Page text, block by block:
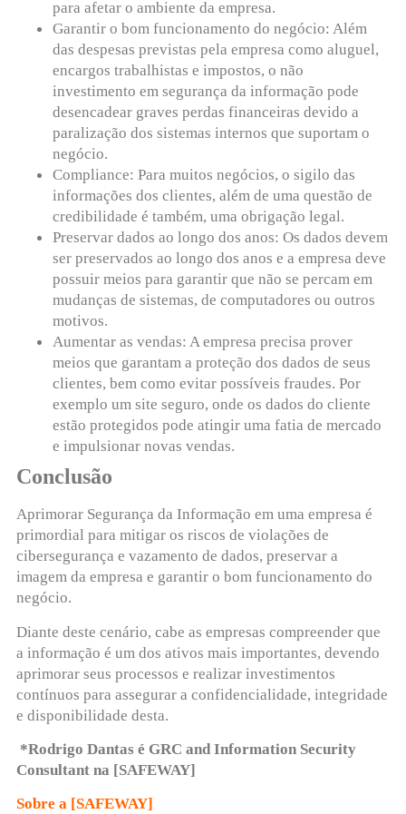
para afetar o ambiente da empresa.
Garantir o bom funcionamento do negócio: Além
das despesas previstas pela empresa como aluguel,
encargos trabalhistas e impostos, o não
investimento em segurança da informação pode
desencadear graves perdas financeiras devido a
paralização dos sistemas internos que suportam o
negócio.
Compliance: Para muitos negócios, o sigilo das
informações dos clientes, além de uma questão de
credibilidade é também, uma obrigação legal.
Preservar dados ao longo dos anos: Os dados devem
ser preservados ao longo dos anos e a empresa deve
possuir meios para garantir que não se percam em
mudanças de sistemas, de computadores ou outros
motivos.
Aumentar as vendas: A empresa precisa prover
meios que garantam a proteção dos dados de seus
clientes, bem como evitar possíveis fraudes. Por
exemplo um site seguro, onde os dados do cliente
estão protegidos pode atingir uma fatia de mercado
e impulsionar novas vendas.
Conclusão
Aprimorar Segurança da Informação em uma empresa é
primordial para mitigar os riscos de violações de
cibersegurança e vazamento de dados, preservar a
imagem da empresa e garantir o bom funcionamento do
negócio.
Diante deste cenário, cabe as empresas compreender que
a informação é um dos ativos mais importantes, devendo
aprimorar seus processos e realizar investimentos
contínuos para assegurar a confidencialidade, integridade
e disponibilidade desta.
*Rodrigo Dantas é GRC and Information Security
Consultant na [SAFEWAY]
Sobre a [SAFEWAY]